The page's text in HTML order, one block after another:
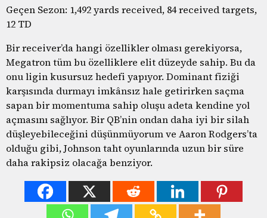
Geçen Sezon: 1,492 yards received, 84 received targets,
12 TD
Bir receiver’da hangi özellikler olması gerekiyorsa,
Megatron tüm bu özelliklere elit düzeyde sahip. Bu da
onu ligin kusursuz hedefi yapıyor. Dominant fiziği
karşısında durmayı imkânsız hale getirirken saçma
sapan bir momentuma sahip oluşu adeta kendine yol
açmasını sağlıyor. Bir QB’nin ondan daha iyi bir silah
düşleyebileceğini düşünmüyorum ve Aaron Rodgers’ta
olduğu gibi, Johnson taht oyunlarında uzun bir süre
daha rakipsiz olacağa benziyor.